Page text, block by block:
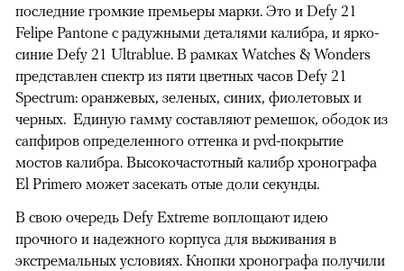
последние громкие премьеры марки. Это и Defy 21
Felipe Pantone с радужными деталями калибра, и ярко-
синие Defy 21 Ultrablue. В рамках Watches & Wonders
представлен спектр из пяти цветных часов Defy 21
Spectrum: оранжевых, зеленых, синих, фиолетовых и
черных. Единую гамму составляют ремешок, ободок из
сапфиров определенного оттенка и pvd-покрытие
мостов калибра. Высокочастотный калибр хронографа
El Primero может засекать отые доли секунды.
В свою очередь Defy Extreme воплощают идею
прочного и надежного корпуса для выживания в
экстремальных условиях. Кнопки хронографа получили